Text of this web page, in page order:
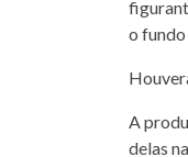
o
A
delas